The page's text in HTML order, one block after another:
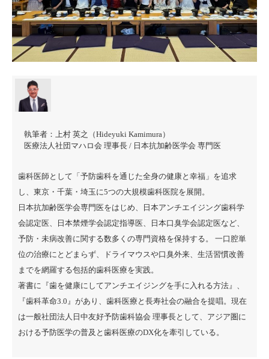
執筆者： 上村 英之（Hideyuki Kamimura）
医療法人社団マハロ会 理事長 / 日本抗加齢医学会 専門医
歯科医師として「予防歯科を通じた全身の健康と幸福」を追求
し、東京・千葉・埼玉に5つの大規模歯科医院を展開。
日本抗加齢医学会専門医をはじめ、日本アンチエイジング歯科学
会認定医、日本禁煙学会認定指導医、日本口臭学会認定医など、
予防・未病改善に関する数多くの専門資格を保持する。 一口腔単
位の治療にとどまらず、ドライマウスや口臭外来、生活習慣改善
までを網羅する包括的歯科医療を実践。
著書に『歯を健康にしてアンチエイジングを手に入れる方法 』、
『歯科革命3.0 』があり、歯科医療と長寿社会の融合を提唱。現在
は一般社団法人日中友好予防歯科協会 理事長として、アジア圏に
おける予防医学の普及と歯科医療のDX化を牽引している。